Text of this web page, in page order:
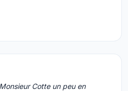
Cotte un peu en